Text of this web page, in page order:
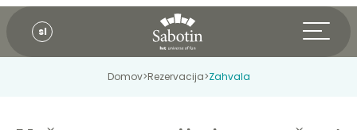
sl
Domov>Rezervacija>Zahvala